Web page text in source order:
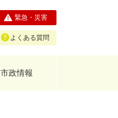
緊急・災害
よくある質問
市政情報